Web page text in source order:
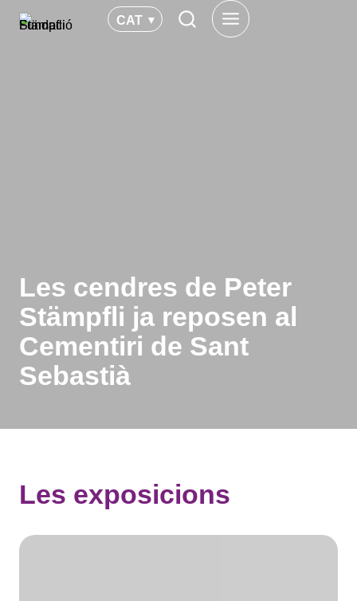
CAT
Les cendres de Peter
Stämpfli ja reposen al
Cementiri de Sant
Sebastià
Les exposicions